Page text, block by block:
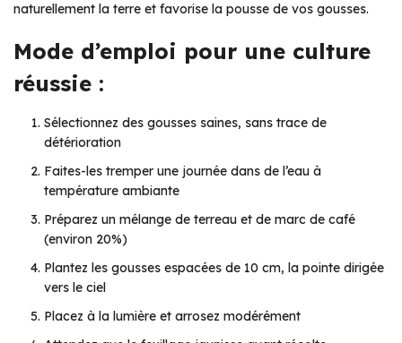
naturellement la terre et favorise la pousse de vos gousses.
Mode d’emploi pour une culture
réussie :
Sélectionnez des gousses saines, sans trace de
détérioration
Faites-les tremper une journée dans de l’eau à
température ambiante
Préparez un mélange de terreau et de marc de café
(environ 20%)
Plantez les gousses espacées de 10 cm, la pointe dirigée
vers le ciel
Placez à la lumière et arrosez modérément